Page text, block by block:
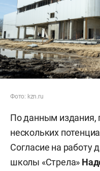
Фото: kzn.ru
По данным издания,
нескольких
Согласие на работу
школы «Стрела»